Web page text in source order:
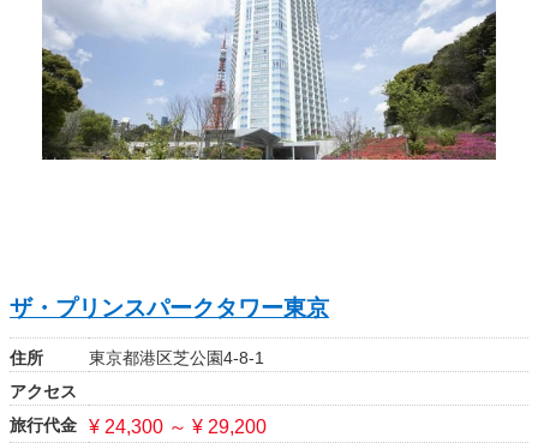
ザ・プリンスパークタワー東京
住所
東京都港区芝公園4-8-1
アクセス
旅行代金
¥ 24,300 ～ ¥ 29,200